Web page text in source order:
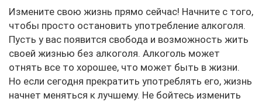
Измените свою жизнь прямо сейчас! Начните с того,
чтобы просто остановить употребление алкоголя.
Пусть у вас появится свобода и возможность жить
своей жизнью без алкоголя. Алкоголь может
отнять все то хорошее, что может быть в жизни.
Но если сегодня прекратить употреблять его, жизнь
начнет меняться к лучшему. Не бойтесь изменить